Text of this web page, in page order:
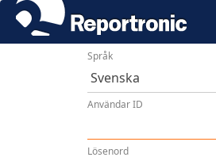
Språk
Användar ID
Lösenord